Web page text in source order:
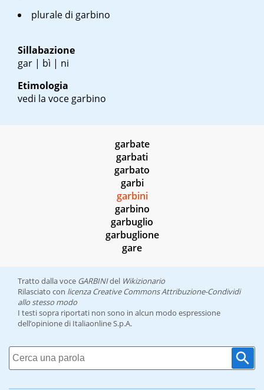
plurale di garbino
Sillabazione
gar | bì | ni
Etimologia
vedi la voce garbino
garbate
garbati
garbato
garbi
garbini
garbino
garbuglio
garbuglione
gare
Tratto dalla voce GARBINIdel Wikizionario
Rilasciato con licenza Creative Commons Attribuzione-Condividi
allo stesso modo
I testi sopra riportati non sono in alcun modo espressione
dell’opinione di Italiaonline S.p.A.